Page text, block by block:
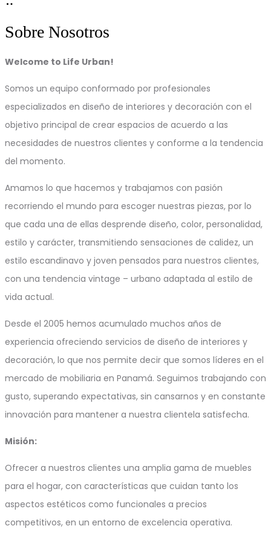
Sobre Nosotros
Welcome to Life Urban!
Somos un equipo conformado por profesionales
especializados en diseño de interiores y decoración con el
objetivo principal de crear espacios de acuerdo a las
necesidades de nuestros clientes y conforme a la tendencia
del momento.
Amamos lo que hacemos y trabajamos con pasión
recorriendo el mundo para escoger nuestras piezas, por lo
que cada una de ellas desprende diseño, color, personalidad,
estilo y carácter, transmitiendo sensaciones de calidez, un
estilo escandinavo y joven pensados para nuestros clientes,
con una tendencia vintage – urbano adaptada al estilo de
vida actual.
Desde el 2005 hemos acumulado muchos años de
experiencia ofreciendo servicios de diseño de interiores y
decoración, lo que nos permite decir que somos líderes en el
mercado de mobiliaria en Panamá. Seguimos trabajando con
gusto, superando expectativas, sin cansarnos y en constante
innovación para mantener a nuestra clientela satisfecha.
Misión:
Ofrecer a nuestros clientes una amplia gama de muebles
para el hogar, con características que cuidan tanto los
aspectos estéticos como funcionales a precios
competitivos, en un entorno de excelencia operativa.